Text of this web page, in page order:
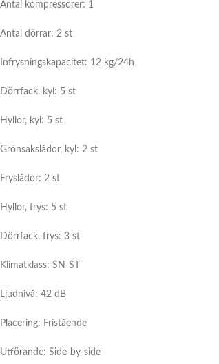
Antal kompressorer: 1
Antal dörrar: 2 st
Infrysningskapacitet: 12 kg/24h
Dörrfack, kyl: 5 st
Hyllor, kyl: 5 st
Grönsakslådor, kyl: 2 st
Fryslådor: 2 st
Hyllor, frys: 5 st
Dörrfack, frys: 3 st
Klimatklass: SN-ST
Ljudnivå: 42 dB
Placering: Fristående
Utförande: Side-by-side